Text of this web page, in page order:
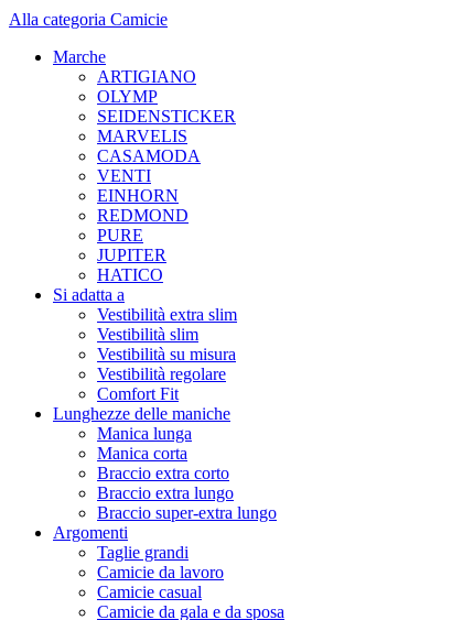
Alla categoria Camicie
Marche
ARTIGIANO
OLYMP
SEIDENSTICKER
MARVELIS
CASAMODA
VENTI
EINHORN
REDMOND
PURE
JUPITER
HATICO
Si adatta a
Vestibilità extra slim
Vestibilità slim
Vestibilità su misura
Vestibilità regolare
Comfort Fit
Lunghezze delle maniche
Manica lunga
Manica corta
Braccio extra corto
Braccio extra lungo
Braccio super-extra lungo
Argomenti
Taglie grandi
Camicie da lavoro
Camicie casual
Camicie da gala e da sposa